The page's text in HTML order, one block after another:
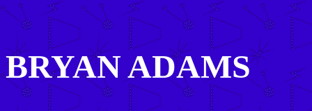
BRYAN ADAMS